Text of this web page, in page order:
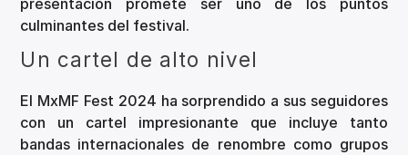
presentación promete ser uno de los puntos
culminantes del festival.
Un cartel de alto nivel
El MxMF Fest 2024 ha sorprendido a sus seguidores
con un cartel impresionante que incluye tanto
bandas internacionales de renombre como grupos